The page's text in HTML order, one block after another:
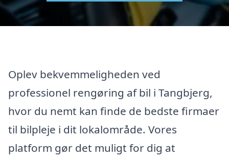
Oplev bekvemmeligheden ved
professionel rengøring af bil i Tangbjerg,
hvor du nemt kan finde de bedste firmaer
til bilpleje i dit lokalområde. Vores
platform gør det muligt for dig at